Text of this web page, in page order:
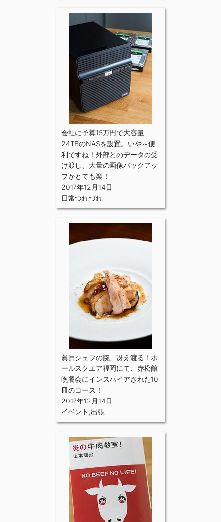
会社に予算15万円で大容量
24TBのNASを設置。いや～便
利ですね！外部とのデータの受
け渡し、大量の画像バックアッ
プがとても楽！
2017年12月14日
日常つれづれ
眞貝シェフの腕、冴え渡る！ホ
ールスクエア福岡にて、赤松館
晩餐会にインスパイアされた10
皿のコース！
2017年12月14日
イベント ,出張